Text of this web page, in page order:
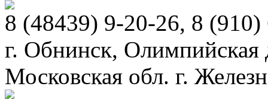
8 (48439) 9-20-26, 8
г. Обнинск, Олимпийская
Московская обл. г.